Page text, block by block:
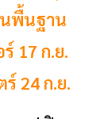
นพื้นฐาน
17 ก.ย.
24 ก.ย.